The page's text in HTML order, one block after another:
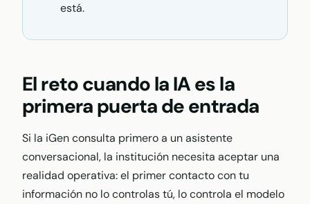
está.
El reto cuando la IA es la
primera puerta de entrada
Si la iGen consulta primero a un asistente
conversacional, la institución necesita aceptar una
realidad operativa: el primer contacto con tu
información no lo controlas tú, lo controla el modelo